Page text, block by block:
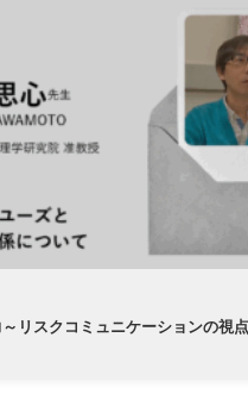
リスクコミュニケーションの視点